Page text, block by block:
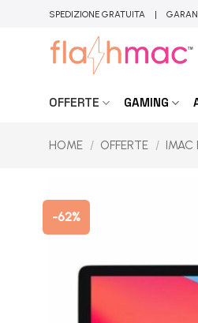
SPEDIZIONE GRATUITA |
OFFERTE GAMING
HOME / OFFERTE / IMAC
-62%